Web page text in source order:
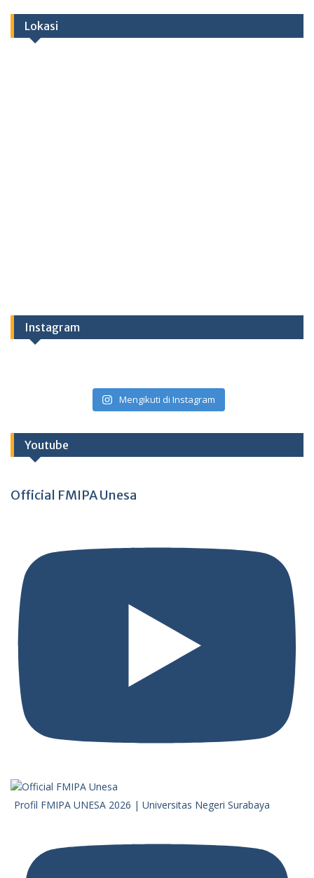
Lokasi
Instagram
Mengikuti di Instagram
Youtube
Official FMIPA Unesa
Profil FMIPA UNESA 2026 | Universitas Negeri Surabaya